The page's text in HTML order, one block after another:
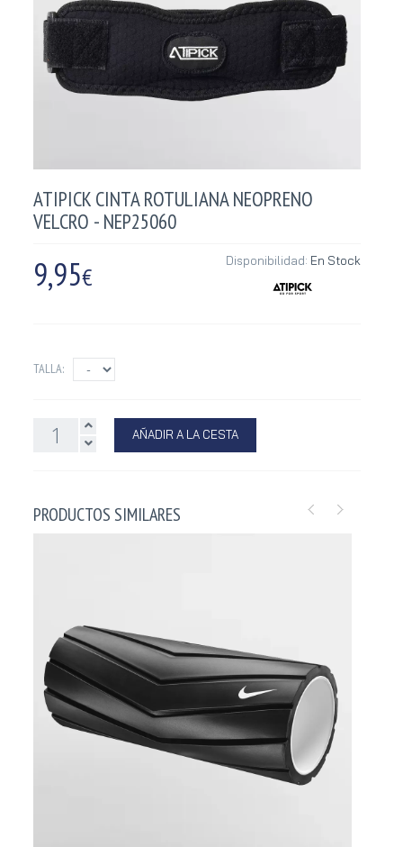
ATIPICK CINTA ROTULIANA NEOPRENO
VELCRO - NEP25060
9,95€
Disponibilidad: En Stock
TALLA:
AÑADIR A LA CESTA
PRODUCTOS SIMILARES